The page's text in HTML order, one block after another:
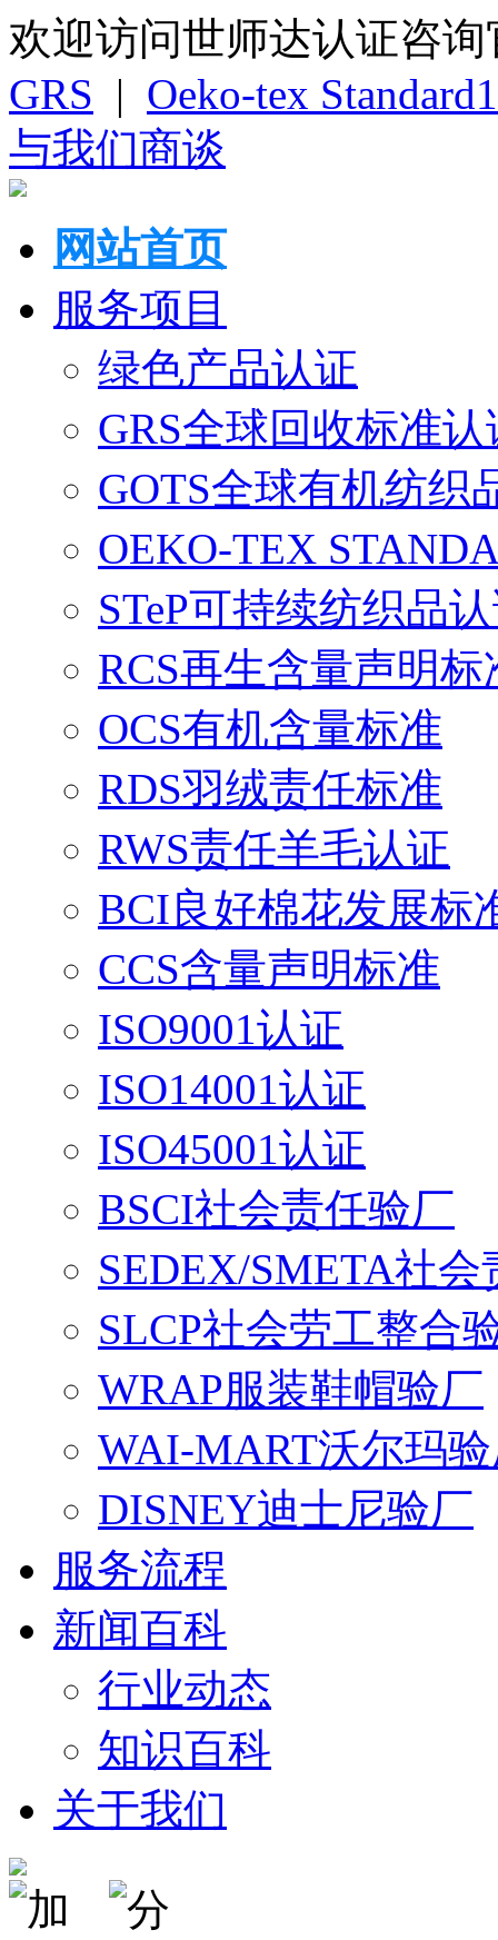
欢迎访问世师达认证咨询
GRS | Oeko-tex
与我们商谈
网站首页
服务项目
绿色产品认证
GRS全球回收标准认
GOTS全球有机纺织
OEKO-TEX
STeP可持续纺织品
RCS再生含量声明标
OCS有机含量标准
RDS羽绒责任标准
RWS责任羊毛认证
BCI良好棉花发展标
CCS含量声明标准
ISO9001认证
ISO14001认证
ISO45001认证
BSCI社会责任验厂
SEDEX/SMETA社
SLCP社会劳工整合
WRAP服装鞋帽验厂
WAI-MART沃尔玛
DISNEY迪士尼验厂
服务流程
新闻百科
行业动态
知识百科
关于我们